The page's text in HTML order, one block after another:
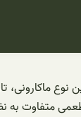
ماکارونی،
متفاوت